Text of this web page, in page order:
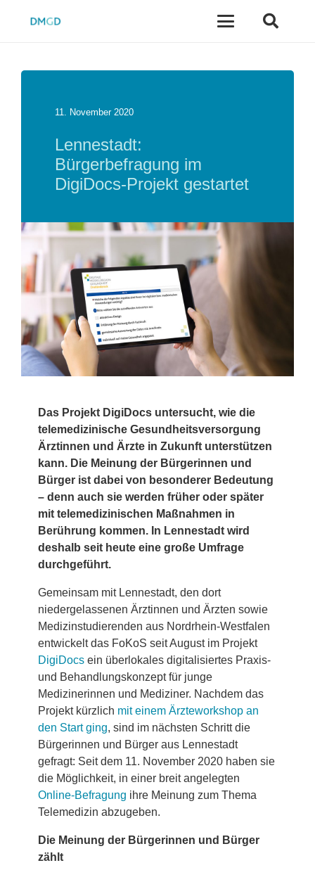
11. November 2020
Lennestadt:
Bürgerbefragung im
DigiDocs-Projekt gestartet
Das Projekt DigiDocs untersucht, wie die
telemedizinische Gesundheitsversorgung
Ärztinnen und Ärzte in Zukunft unterstützen
kann. Die Meinung der Bürgerinnen und
Bürger ist dabei von besonderer Bedeutung
– denn auch sie werden früher oder später
mit telemedizinischen Maßnahmen in
Berührung kommen. In Lennestadt wird
deshalb seit heute eine große Umfrage
durchgeführt.
Gemeinsam mit Lennestadt, den dort
niedergelassenen Ärztinnen und Ärzten sowie
Medizinstudierenden aus Nordrhein-Westfalen
entwickelt das FoKoS seit August im Projekt
DigiDocsein überlokales digitalisiertes Praxis-
und Behandlungskonzept für junge
Medizinerinnen und Mediziner. Nachdem das
Projekt kürzlich mit einem Ärzteworkshop an
den Start ging, sind im nächsten Schritt die
Bürgerinnen und Bürger aus Lennestadt
gefragt: Seit dem 11. November 2020 haben sie
die Möglichkeit, in einer breit angelegten
Online-Befragung ihre Meinung zum Thema
Telemedizin abzugeben.
Die Meinung der Bürgerinnen und Bürger
zählt